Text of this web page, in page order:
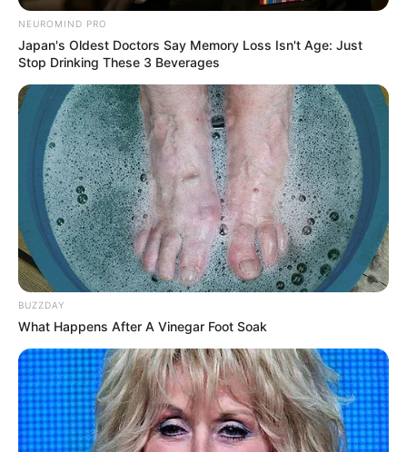
NEUROMIND PRO
Japan's Oldest Doctors Say Memory Loss Isn't Age: Just
Stop Drinking These 3 Beverages
BUZZDAY
What Happens After A Vinegar Foot Soak